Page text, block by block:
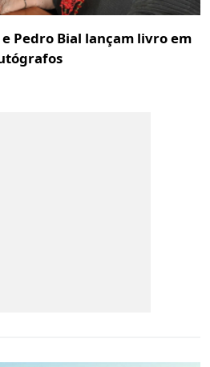
Pedro Bial lançam livro em